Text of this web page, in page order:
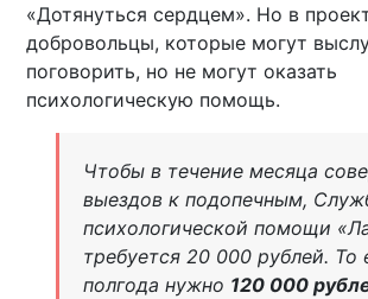
«Дотянуться сердцем». Но в
добровольцы, которые могут
поговорить, но не могут оказать
психологическую помощь.
Чтобы в течение месяца
выездов к подопечным,
психологической помощи
требуется 20 000 рублей. То
полгода нужно 120 000